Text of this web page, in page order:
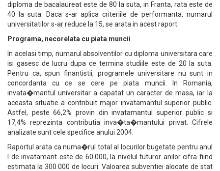
diploma de bacalaureat este de 80 la suta, in Franta, rata este de
40 la suta. Daca s-ar aplica criteriile de performanta, numarul
universitatilor s-ar reduce la 15, se arata in acest raport.
Programa, necorelata cu piata muncii
In acelasi timp, numarul absolventilor cu diploma universitara care
isi gasesc de lucru dupa ce termina studiile este de 20 la suta.
Pentru ca, spun finantistii, programele universitare nu sunt in
concordanta cu ce se cere pe piata muncii. In Romania,
invata�mantul universitar a capatat un caracter de masa, iar la
aceasta situatie a contribuit major invatamantul superior public.
Astfel, peste 66,2% provin din invatamantul superior public si
17,4% reprezinta contributia inva�ta�mantului privat. Cifrele
analizate sunt cele specifice anului 2004.
Raportul arata ca numa�rul total al locurilor bugetate pentru anul
I de invatamant este de 60.000, la nivelul tuturor anilor cifra fiind
estimata la 300.000 de locuri. Valoarea subventiei alocate de stat